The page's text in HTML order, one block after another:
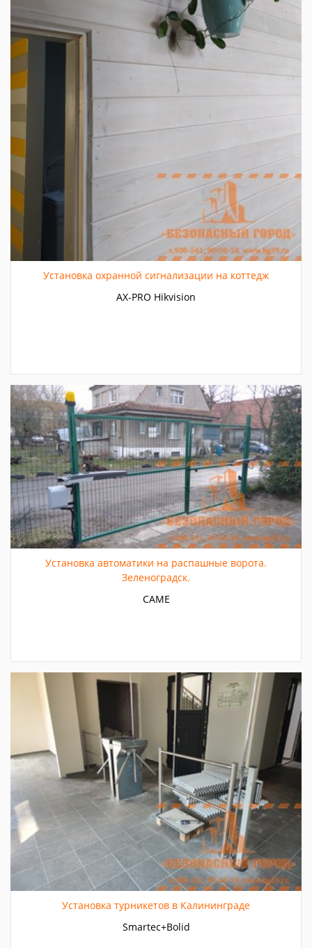
Установка охранной сигнализации на коттедж
AX-PRO Hikvision
Установка автоматики на распашные ворота.
Зеленоградск.
CAME
Установка турникетов в Калининграде
Smartec+Bolid